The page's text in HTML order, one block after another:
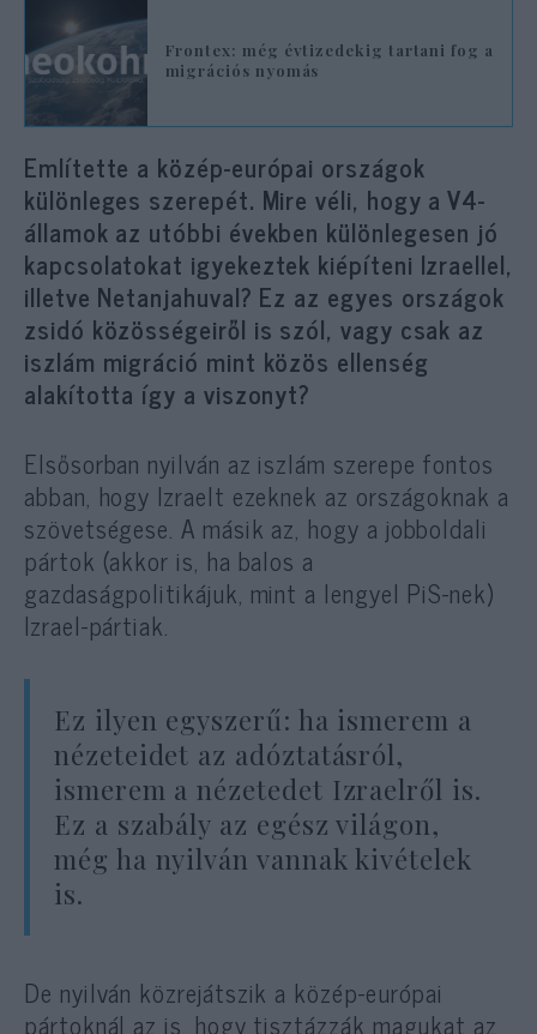
Frontex: még évtizedekig tartani fog a
migrációs nyomás
Említette a közép-európai országok
különleges szerepét. Mire véli, hogy a V4-
államok az utóbbi években különlegesen jó
kapcsolatokat igyekeztek kiépíteni Izraellel,
illetve Netanjahuval? Ez az egyes országok
zsidó közösségeiről is szól, vagy csak az
iszlám migráció mint közös ellenség
alakította így a viszonyt?
Elsősorban nyilván az iszlám szerepe fontos
abban, hogy Izraelt ezeknek az országoknak a
szövetségese. A másik az, hogy a jobboldali
pártok (akkor is, ha balos a
gazdaságpolitikájuk, mint a lengyel PiS-nek)
Izrael-pártiak.
Ez ilyen egyszerű: ha ismerem a
nézeteidet az adóztatásról,
ismerem a nézetedet Izraelről is.
Ez a szabály az egész világon,
még ha nyilván vannak kivételek
is.
De nyilván közrejátszik a közép-európai
pártoknál az is, hogy tisztázzák magukat az